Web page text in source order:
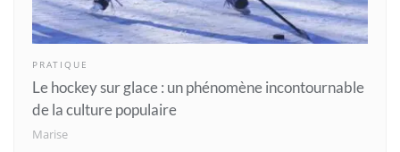
PRATIQUE
Le hockey sur glace : un phénomène incontournable
de la culture populaire
Marise